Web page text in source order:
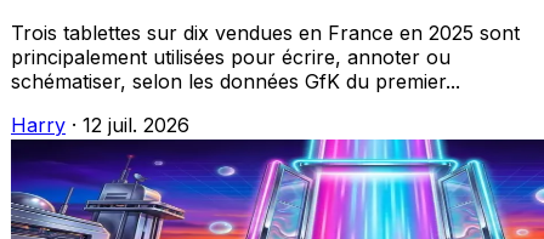
Trois tablettes sur dix vendues en France en 2025 sont
principalement utilisées pour écrire, annoter ou
schématiser, selon les données GfK du premier...
Harry · 12 juil. 2026